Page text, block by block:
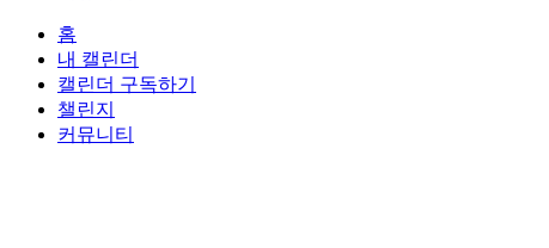
홈
내 캘린더
캘린더 구독하기
챌린지
커뮤니티